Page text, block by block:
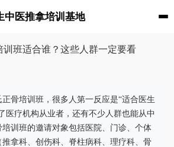
中医推拿培训基地
训班适合谁？这些人群一定要看
骨培训班，很多人第一反应是“适合医生
医疗机构从业者，还有不少人群也能从中
训班的邀请对象包括医院、门诊、个体
推拿科、创伤科、脊柱病科、理疗科、骨